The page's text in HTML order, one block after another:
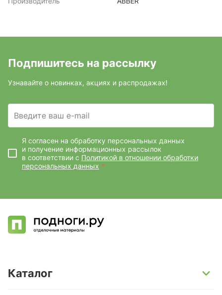
Подпишитесь на рассылку
Узнавайте о новинках, акциях и распродажах!
Введите ваш e-mail
Я согласен на обработку персональных данных
и получение информационных рассылок
в соответствии с Политикой в отношении обработки
персональных данных *
Каталог